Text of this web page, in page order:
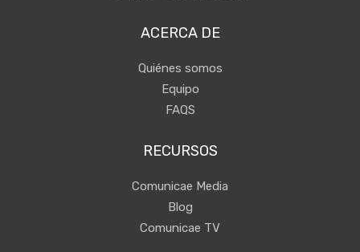
ACERCA DE
Quiénes somos
Equipo
FAQS
RECURSOS
Comunicae Media
Blog
Comunicae TV